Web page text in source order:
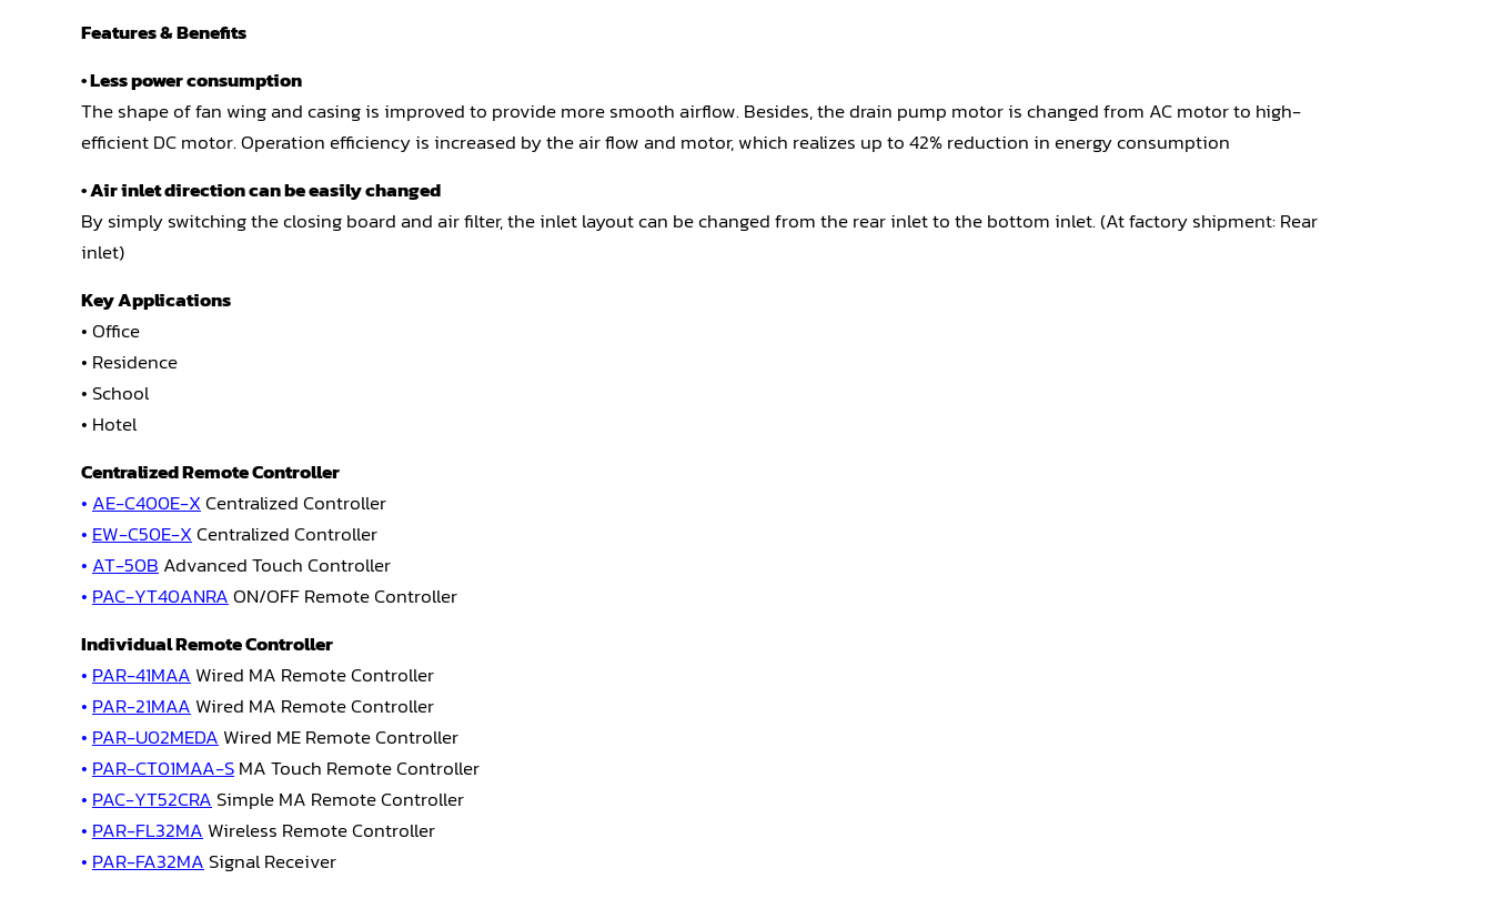
Features & Benefits
•Less power consumption
The shape of fan wing and casing is improved to provide more smooth airflow. Besides, the drain pump motor is changed from AC motor to high-
efficient DC motor. Operation efficiency is increased by the air flow and motor, which realizes up to 42% reduction in energy consumption
• Air inlet direction can be easily changed
By simply switching the closing board and air filter, the inlet layout can be changed from the rear inlet to the bottom inlet. (At factory shipment: Rear
inlet)
Key Applications
• Office
• Residence
• School
• Hotel
Centralized Remote Controller
• AE-C400E-XCentralized Controller
• EW-C50E-XCentralized Controller
• AT-50B Advanced Touch Controller
• PAC-YT40ANRAON/OFF Remote Controller
Individual Remote Controller
• PAR-41MAA Wired MA Remote Controller
• PAR-21MAA Wired MA Remote Controller
• PAR-U02MEDA Wired ME Remote Controller
• PAR-CT01MAA-SMA Touch Remote Controller
• PAC-YT52CRA Simple MA Remote Controller
• PAR-FL32MA Wireless Remote Controller
• PAR-FA32MA Signal Receiver